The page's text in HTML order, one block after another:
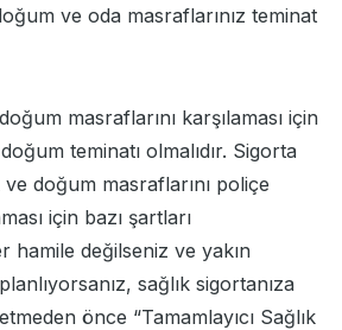
ve oda masraflarınız teminat
masraflarını karşılaması için
teminatı olmalıdır. Sigorta
doğum masraflarını poliçe
için bazı şartları
hamile değilseniz ve yakın
sağlık sigortanıza
önce “Tamamlayıcı Sağlık